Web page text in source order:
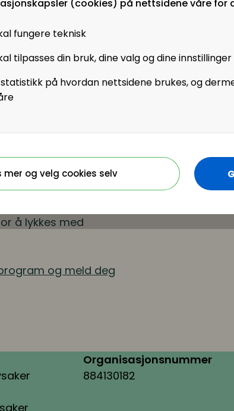
(cookies) på nettsidene våre for
fungere teknisk
tilpasses din bruk, dine valg og dine innstillinger
på hvordan nettsidene brukes, og
mer og velg cookies selv
motivasjon til å
hjernen så konkret
Velkommen
onboarding og
kultur og
vil Anna Tebelius
og dele konkrete
å lykkes med
og meld deg
Organisasjonsnummer
884130182